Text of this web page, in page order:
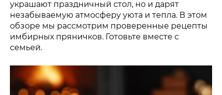
украшают праздничный стол, но и дарят
незабываемую атмосферу уюта и тепла. В этом
обзоре мы рассмотрим проверенные рецепты
имбирных пряничков. Готовьте вместе с
семьей.